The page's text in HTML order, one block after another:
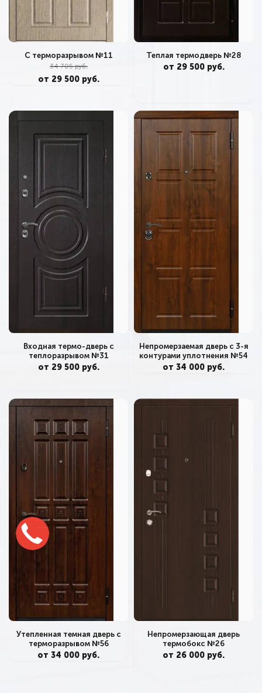
С терморазрывом №11
34 705 руб.
от 29 500 руб.
Теплая термодверь №28
от 29 500 руб.
Входная термо-дверь с
теплоразрывом №31
от 29 500 руб.
Непромерзаемая дверь с 3-я
контурами уплотнения №54
от 34 000 руб.
Утепленная темная дверь с
терморазрывом №56
от 34 000 руб.
Непромерзающая дверь
термобокс №26
от 26 000 руб.